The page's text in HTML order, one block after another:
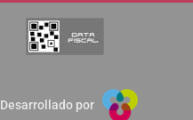
Desarrollado por